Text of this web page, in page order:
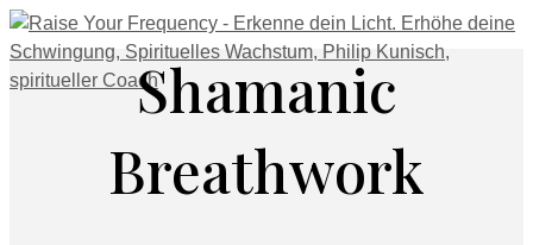
Shamanic
Breathwork